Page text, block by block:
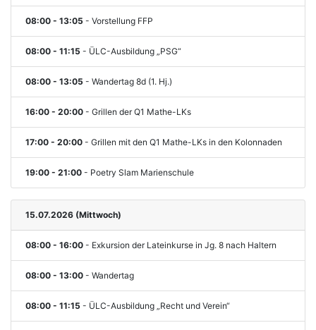
08:00 - 13:05 - Vorstellung FFP
08:00 - 11:15 - ÜLC-Ausbildung „PSG“
08:00 - 13:05 - Wandertag 8d (1. Hj.)
16:00 - 20:00 - Grillen der Q1 Mathe-LKs
17:00 - 20:00 - Grillen mit den Q1 Mathe-LKs in den Kolonnaden
19:00 - 21:00 - Poetry Slam Marienschule
15.07.2026 (Mittwoch)
08:00 - 16:00 - Exkursion der Lateinkurse in Jg. 8 nach Haltern
08:00 - 13:00 - Wandertag
08:00 - 11:15 - ÜLC-Ausbildung „Recht und Verein“